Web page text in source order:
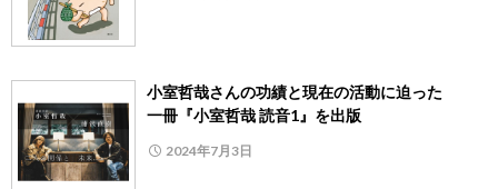
小室哲哉さんの功績と現在の活動に迫った
一冊『小室哲哉 読音1』を出版
2024年7月3日